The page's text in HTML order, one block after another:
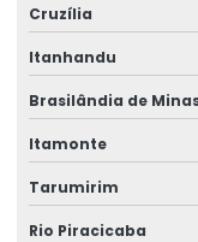
Talha Univiga Com
Talhas elétricas de
Talhas elétricas de
Cruzília
Itanhandu
Brasilândia de
Itamonte
Tarumirim
Rio Piracicaba